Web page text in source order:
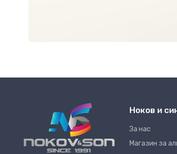
Ноков и
За нас
Магазин за